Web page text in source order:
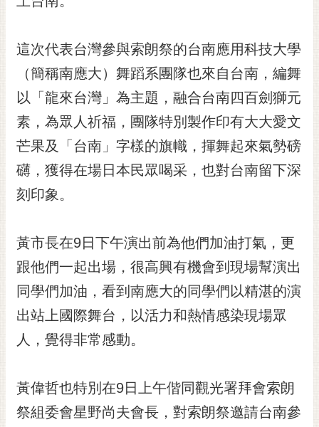
閱
電
報
市
民
信
箱
English
本
語
隱
私
權
及
政
策
這次代表台灣參與索朗祭的台南應用科技大學
（簡稱南應大）舞蹈系團隊也來自台南，編舞
以「龍來台灣」為主題，融合台南四百劍獅元
素，為眾人祈福，團隊特別製作印有大大愛文
芒果及「台南」字樣的旗幟，揮舞起來氣勢磅
礴，獲得在場日本民眾喝采，也對台南留下深
刻印象。
黃市長在9日下午演出前為他們加油打氣，更
跟他們一起出場，很高興有機會到現場幫演出
同學們加油，看到南應大的同學們以精湛的演
出站上國際舞台，以活力和熱情感染現場眾
人，覺得非常感動。
黃偉哲也特別在9日上午偕同觀光署拜會索朗
祭組委會星野尚夫會長，對索朗祭邀請台南參